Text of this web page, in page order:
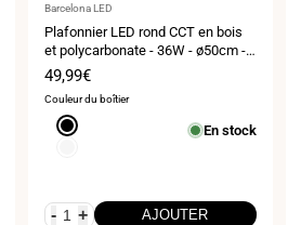
Fournisseur
:
Barcelona LED
Plafonnier LED rond CCT en bois
et polycarbonate - 36W - ø50cm -
IP22
Prix
de
vente
49,99€
Couleur du boîtier
Noir
En stock
- + AJOUTER